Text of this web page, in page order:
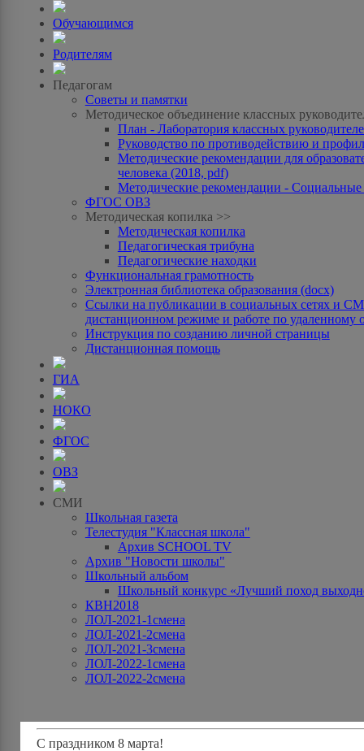
Обучающимся
Родителям
Педагогам
Советы и памятки
Методическое объединение классных
План - Лаборатория классных
Руководство по противодействию и
Методические рекомендации для
человека (2018, pdf)
Методические рекомендации -
ФГОС ОВЗ
Методическая копилка >>
Методическая копилка
Педагогическая трибуна
Педагогические находки
Функциональная грамотность
Электронная библиотека образования (docx)
Ссылки на публикации в социальных сетях и
дистанционном режиме и работе по удаленному
Инструкция по созданию личной страницы
Дистанционная помощь
ГИА
НОКО
ФГОС
ОВЗ
СМИ
Школьная газета
Телестудия "Классная школа"
Архив SCHOOL TV
Архив "Новости школы"
Школьный альбом
Школьный конкурс «Лучший поход
КВН2018
ЛОЛ-2021-1смена
ЛОЛ-2021-2смена
ЛОЛ-2021-3смена
ЛОЛ-2022-1смена
ЛОЛ-2022-2смена
С праздником 8 марта!